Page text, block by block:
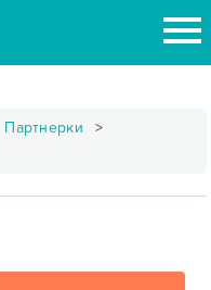
Партнерки